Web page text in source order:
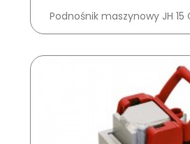
Podnośnik maszynowy JH 15